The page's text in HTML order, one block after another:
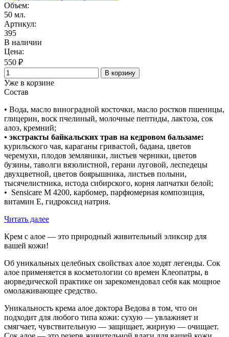
Объем:
50 мл.
Артикул:
395
В наличии
Цена:
550 ₽
В корзину
Уже в корзине
Состав
• Вода, масло виноградной косточки, масло ростков пшеницы,
глицерин, воск пчелиный, молочные пептиды, лактоза, сок
алоэ, кремний;
• экстракты байкальских трав на кедровом бальзаме:
курильского чая, караганы гривастой, бадана, цветов
черемухи, плодов земляники, листьев черники, цветов
бузины, таволги вязолистной, герани луговой, леспедецы
двухцветной, цветов боярышника, листьев полыни,
тысячелистника, истода сибирского, корня лапчатки белой;
• Sensicare M 4200, карбомер, парфюмерная композиция,
витамин Е, гидроксид натрия.
Читать далее
Крем с алое — это природный живительный эликсир для
вашей кожи!
Об уникальных целебных свойствах алое ходят легенды. Сок
алое применяется в косметологии со времен Клеопатры, в
аюрведической практике он зарекомендовал себя как мощное
омолаживающее средство.
Уникальность крема алое доктора Ведова в том, что он
подходит для любого типа кожи: сухую — увлажняет и
смягчает, чувствительную — защищает, жирную — очищает.